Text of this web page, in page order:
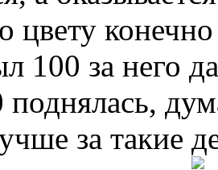
цвету
100 за него
поднялась,
за такие